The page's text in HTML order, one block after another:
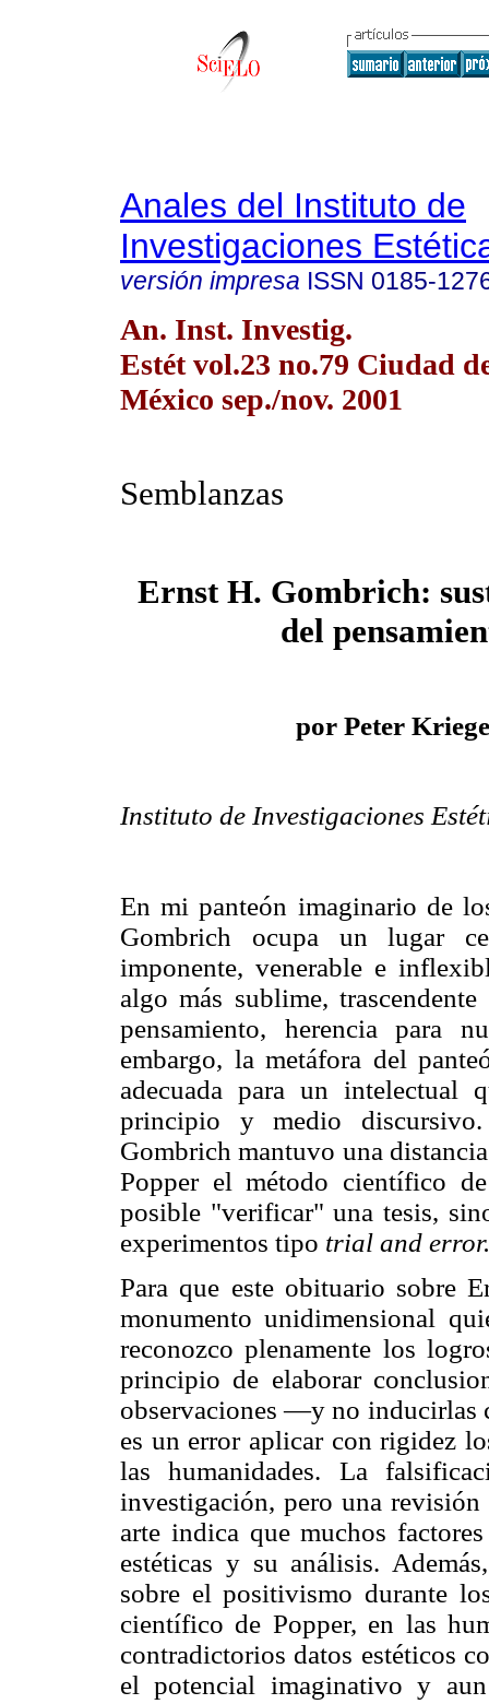
Anales del Instituto de
Investigaciones
versión impresa ISSN 0185-
An. Inst. Investig.
Estét vol.23 no.79 Ciudad
México sep./nov. 2001
Semblanzas
Ernst H. Gombrich:
del
por Peter
Instituto de Investigaciones
En mi panteón imaginario de
Gombrich ocupa un lugar
imponente, venerable e
algo más sublime,
pensamiento, herencia para
embargo, la metáfora del
adecuada para un intelectual
principio y medio
Gombrich mantuvo una
Popper el método científico
posible "verificar" una tesis,
experimentos tipo trial and error.
Para que este obituario sobre
monumento unidimensional
reconozco plenamente los
principio de elaborar
observaciones —y no inducirlas
es un error aplicar con rigidez
las humanidades. La
investigación, pero una
arte indica que muchos
estéticas y su análisis.
sobre el positivismo durante
científico de Popper, en las
contradictorios datos estéticos
el potencial imaginativo y